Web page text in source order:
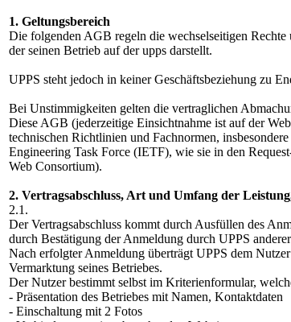
1. Geltungsbereich
Die folgenden AGB regeln die wechselseitigen
der seinen Betrieb auf der upps darstellt.
UPPS steht jedoch in keiner Geschäftsbeziehung zu
Bei Unstimmigkeiten gelten die vertraglichen
Diese AGB (jederzeitige Einsichtnahme ist auf der
technischen Richtlinien und Fachnormen,
Engineering Task Force (IETF), wie sie in den
Web Consortium).
2. Vertragsabschluss, Art und Umfang der
2.1.
Der Vertragsabschluss kommt durch Ausfüllen des
durch Bestätigung der Anmeldung durch UPPS
Nach erfolgter Anmeldung überträgt UPPS dem
Vermarktung seines Betriebes.
Der Nutzer bestimmt selbst im Kriterienformular,
- Präsentation des Betriebes mit Namen, Kontaktdaten
- Einschaltung mit 2 Fotos